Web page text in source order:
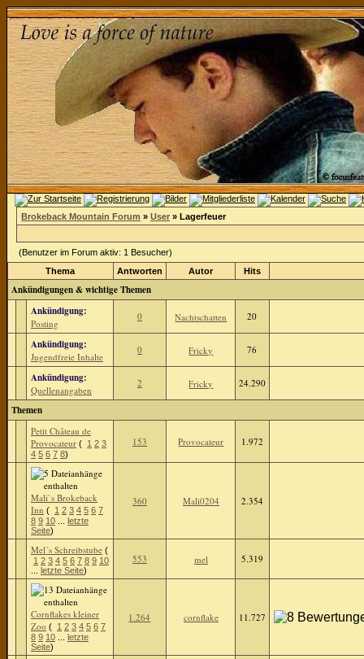
Brokeback Mountain Forum » User » Lagerfeuer
(Benutzer im Forum aktiv: 1 Besucher)
Thema
Antworten Autor Hits
Ankündigungen & wichtige Themen
Ankündigung:
Posting
0 Nachtschatten 20
Ankündigung:
Jugendfreie Inhalte
0 Fricky 76
Ankündigung:
Quellenangaben
2 Fricky 24.290
Themen
Petit Château de
Provocateur ( 1 2 3
4 5 6 7 8)
153 Provocateur 1.972
Mali`s Brokeback
Inn ( 1 2 3 4 5 6 7
8 9 10
letzte
Seite)
360 Mali0204 2.354
Mel´s Schreibstube (
1 2 3 4 5 6 7 8 9 10
letzte Seite)
553 mel 5.319
Cornflakes kleiner
Zoo ( 1 2 3 4 5 6 7
8 9 10
letzte
Seite)
1.264 cornflake 11.727